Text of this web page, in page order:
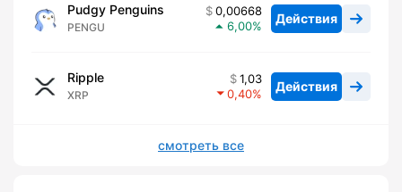
Pudgy Penguins
PENGU
0,00668
6,00
Действия
Ripple
XRP
1,03
0,40
Действия
смотреть все